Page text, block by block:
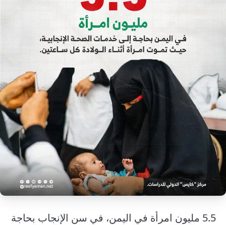
تقارير صور
5.5 مليون امرأة في اليمن، في سن الإنجاب بحاجة